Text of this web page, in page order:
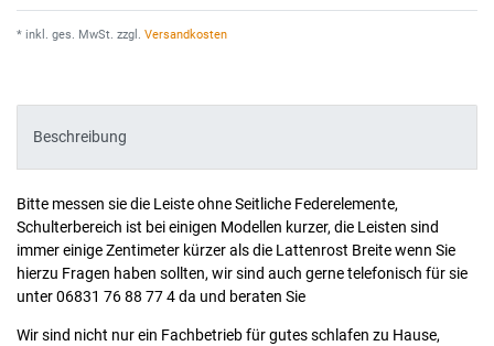
* inkl. ges. MwSt. zzgl. Versandkosten
Beschreibung
Bitte messen sie die Leiste ohne Seitliche Federelemente,
Schulterbereich ist bei einigen Modellen kurzer, die Leisten sind
immer einige Zentimeter kürzer als die Lattenrost Breite wenn Sie
hierzu Fragen haben sollten, wir sind auch gerne telefonisch für sie
unter 06831 76 88 77 4 da und beraten Sie
Wir sind nicht nur ein Fachbetrieb für gutes schlafen zu Hause,